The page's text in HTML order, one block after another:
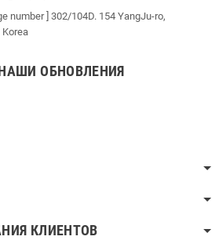
number ] 302/104D. 154 YangJu-ro,
Korea
ОБНОВЛЕНИЯ
КЛИЕНТОВ